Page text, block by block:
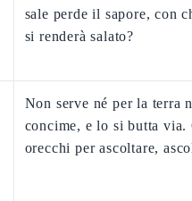
sale perde il sapore, con
si renderà salato?
Non serve né per la terra
concime, e lo si butta via.
orecchi per ascoltare,